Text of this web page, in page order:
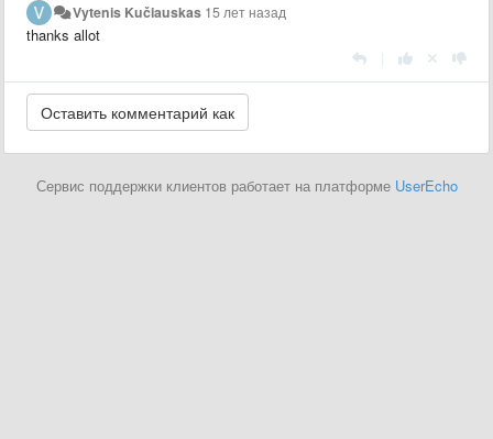
Vytenis Kučiauskas 15 лет назад
thanks allot
Сервис поддержки клиентов работает на платформе UserEcho